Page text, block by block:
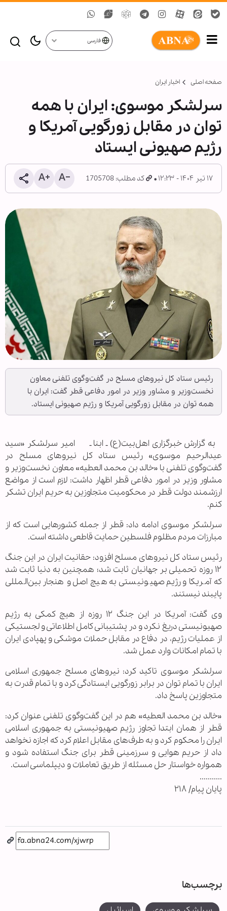
فارسی
صفحه اصلی اخبار ایران
سرلشکر موسوی: ایران با همه
توان در مقابل زورگویی آمریکا و
رژیم صهیونی ایستاد
۱۷ تیر ۱۴۰۴ - ۱۲:۲۳ کد مطلب: 1705708
رئیس ستاد کل نیروهای مسلح در گفت‌وگوی تلفنی معاون
نخست‌وزیر و مشاور وزیر در امور دفاعی قطر گفت: ایران با
همه توان در مقابل زورگویی آمریکا و رژیم صهیونی ایستاد.
به گزارش خبرگزاری اهل‌بیت(ع) ـ ابنا ـ امیر سرلشکر «سید
عیدالرحیم موسوی» رئیس ستاد کل نیروهای مسلح در
گفت‌وگوی تلفنی با «خالد بن محمد العطیه» معاون نخست‌وزیر و
مشاور وزیر در امور دفاعی قطر اظهار داشت: لازم است از مواضع
ارزشمند دولت قطر در محکومیت متجاوزین به حریم ایران تشکر
کنم.
سرلشکر موسوی ادامه داد: قطر از جمله کشورهایی است که از
مبارزات مردم مظلوم فلسطین حمایت قاطعی داشته است.
رئیس ستاد کل نیروهای مسلح افزود: حقانیت ایران در این جنگ
۱۲ روزه تحمیلی بر جهانیان ثابت شد؛ همچنین به دنیا ثابت شد
که آمریکا و رژیم صهیونیستی به هیچ اصل و هنجار بین‌المللی
پایبند نیستند.
وی گفت: آمریکا در این جنگ ۱۲ روزه از هیچ کمکی به رژیم
صهیونیستی دریغ نکرد و در پشتیبانی کامل اطلاعاتی و لجستیکی
از عملیات رژیم، در دفاع در مقابل حملات موشکی و پهپادی ایران
با تمام امکانات وارد عمل شد.
سرلشکر موسوی تاکید کرد: نیروهای مسلح جمهوری اسلامی
ایران با تمام توان در برابر زورگویی ایستادگی کرد و با تمام قدرت به
متجاوزین پاسخ داد.
«خالد بن محمد العطیه» هم در این گفت‌وگوی تلفنی عنوان کرد:
قطر از همان ابتدا تجاوز رژیم صهیونیستی به جمهوری اسلامی
ایران را محکوم کرد و به طرف‌های مقابل اعلام کرد که اجازه نخواهد
داد از حریم هوایی و سرزمینی قطر برای جنگ استفاده شود و
همواره خواستار حل مسئله از طریق تعاملات و دیپلماسی است.
...........
پایان پیام/ ۲۱۸
برچسب‌ها